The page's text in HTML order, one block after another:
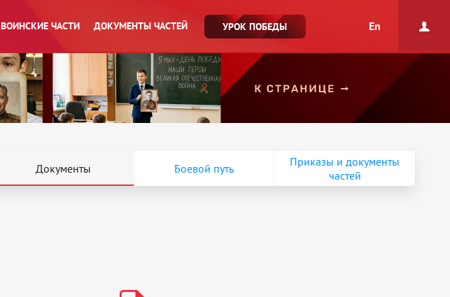
ВОИНСКИЕ ЧАСТИ ДОКУМЕНТЫ ЧАСТЕЙ УРОК ПОБЕДЫ En
Документы Боевой путь
Приказы и документы
частей